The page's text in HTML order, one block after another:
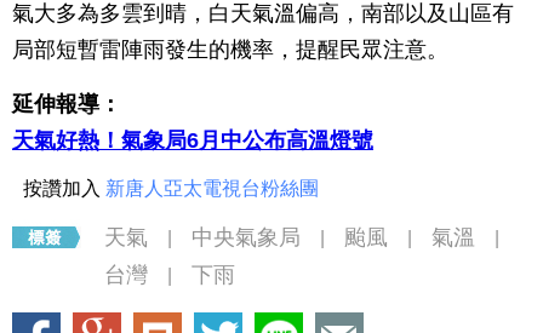
氣大多為多雲到晴，白天氣溫偏高，南部以及山區有
局部短暫雷陣雨發生的機率，提醒民眾注意。
延伸報導：
天氣好熱！氣象局6月中公布高溫燈號
按讚加入 新唐人亞太電視台粉絲團
天氣 中央氣象局 颱風 氣溫
台灣 下雨